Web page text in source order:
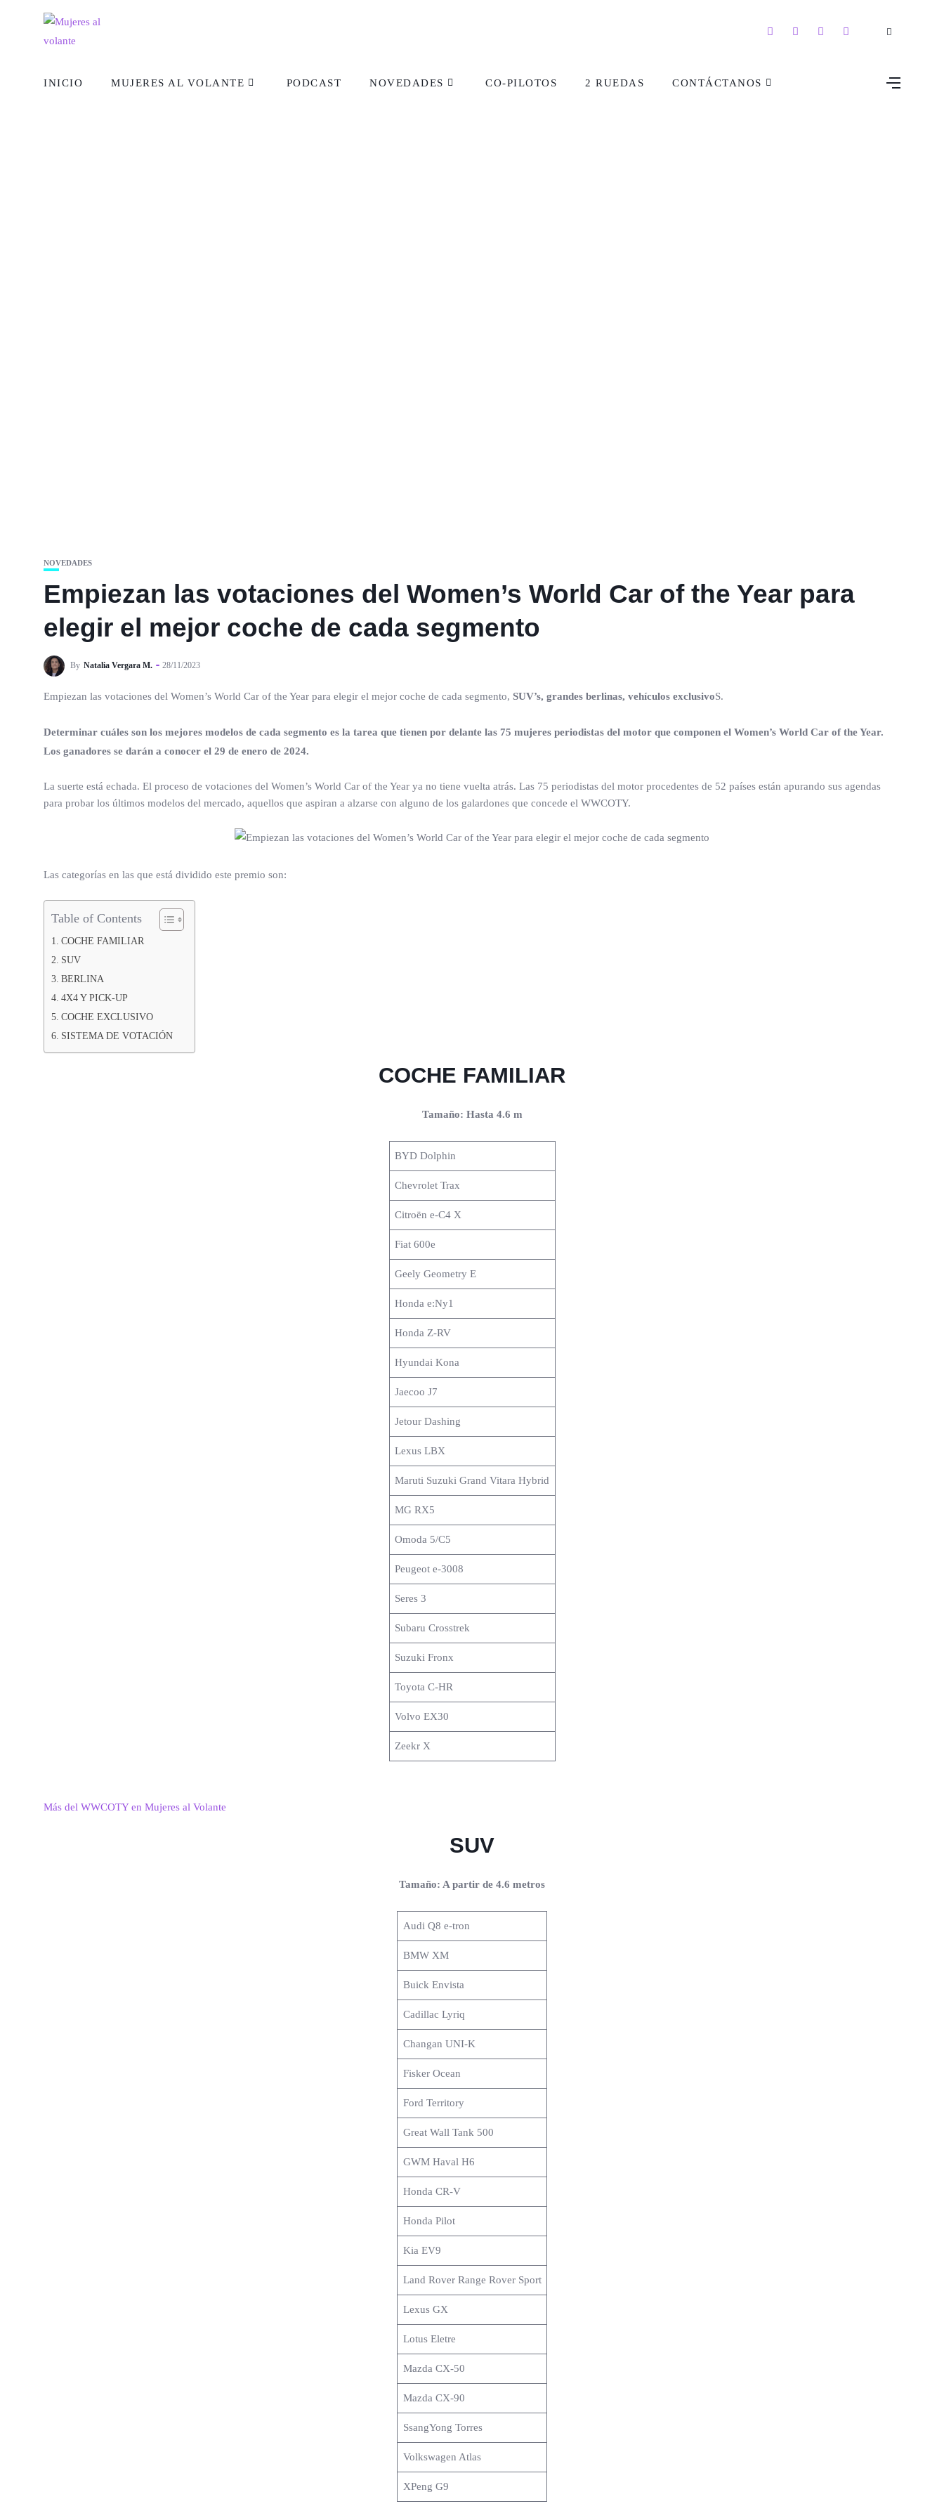
INICIO MUJERES AL VOLANTE PODCAST NOVEDADES CO-PILOTOS 2 RUEDAS CONTÁCTANOS
NOVEDADES
Empiezan las votaciones del Women’s World Car of the Year para
elegir el mejor coche de cada segmento
By Natalia Vergara M. 28/11/2023
Empiezan las votaciones del Women’s World Car of the Year para elegir el mejor coche de cada segmento, SUV’s, grandes berlinas, vehículos exclusivoS.
Determinar cuáles son los mejores modelos de cada segmento es la tarea que tienen por delante las 75 mujeres periodistas del motor que componen el Women’s World Car of the Year.
Los ganadores se darán a conocer el 29 de enero de 2024.
La suerte está echada. El proceso de votaciones del Women’s World Car of the Year ya no tiene vuelta atrás. Las 75 periodistas del motor procedentes de 52 países están apurando sus agendas
para probar los últimos modelos del mercado, aquellos que aspiran a alzarse con alguno de los galardones que concede el WWCOTY.
Las categorías en las que está dividido este premio son:
Table of Contents
COCHE FAMILIAR
SUV
BERLINA
4X4 Y PICK-UP
COCHE EXCLUSIVO
SISTEMA DE VOTACIÓN
COCHE FAMILIAR
Tamaño: Hasta 4.6 m
BYD Dolphin
Chevrolet Trax
Citroën e-C4 X
Fiat 600e
Geely Geometry E
Honda e:Ny1
Honda Z-RV
Hyundai Kona
Jaecoo J7
Jetour Dashing
Lexus LBX
Maruti Suzuki Grand Vitara Hybrid
MG RX5
Omoda 5/C5
Peugeot e-3008
Seres 3
Subaru Crosstrek
Suzuki Fronx
Toyota C-HR
Volvo EX30
Zeekr X
Más del WWCOTY en Mujeres al Volante
SUV
Tamaño: A partir de 4.6 metros
Audi Q8 e-tron
BMW XM
Buick Envista
Cadillac Lyriq
Changan UNI-K
Fisker Ocean
Ford Territory
Great Wall Tank 500
GWM Haval H6
Honda CR-V
Honda Pilot
Kia EV9
Land Rover Range Rover Sport
Lexus GX
Lotus Eletre
Mazda CX-50
Mazda CX-90
SsangYong Torres
Volkswagen Atlas
XPeng G9